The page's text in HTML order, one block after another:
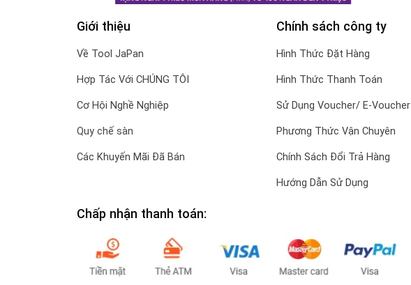
Giới thiệu
Về Tool JaPan
Hợp Tác Với CHÚNG TÔI
Cơ Hội Nghề Nghiệp
Quy chế sàn
Các Khuyến Mãi Đã Bán
Chính sách công ty
Hình Thức Đặt Hàng
Hình Thức Thanh Toán
Sử Dụng Voucher/ E-Voucher
Phương Thức Vận Chuyên
Chính Sách Đổi Trả Hàng
Hướng Dẫn Sử Dụng
Chấp nhận thanh toán: